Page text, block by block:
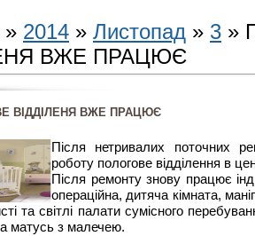
» 2014 » Листопад » 3 »
ВЖЕ ПРАЦЮЄ
ВІДДІЛЕНЯ ВЖЕ ПРАЦЮЄ
Після нетривалих поточних
роботу пологове відділення в
Після ремонту знову працює
операційна, дитяча кімната,
та світлі палати сумісного
матусь з малечею.